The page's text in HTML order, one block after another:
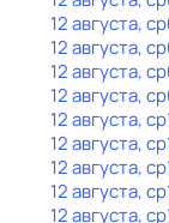
12 августа, ср
12 августа, ср
12 августа, ср
12 августа, ср
12 августа, ср
12 августа, ср
12 августа, ср
12 августа, ср
12 августа, ср